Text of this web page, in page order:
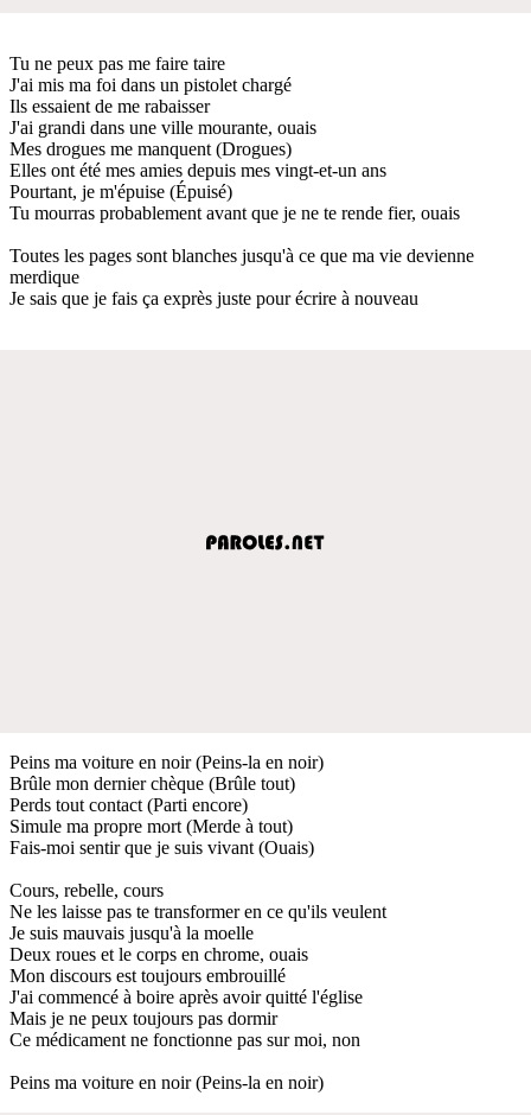
Tu ne peux pas me faire taire
J'ai mis ma foi dans un pistolet chargé
Ils essaient de me rabaisser
J'ai grandi dans une ville mourante, ouais
Mes drogues me manquent (Drogues)
Elles ont été mes amies depuis mes vingt-et-un ans
Pourtant, je m'épuise (Épuisé)
Tu mourras probablement avant que je ne te rende fier, ouais
Toutes les pages sont blanches jusqu'à ce que ma vie devienne
merdique
Je sais que je fais ça exprès juste pour écrire à nouveau
Peins ma voiture en noir (Peins-la en noir)
Brûle mon dernier chèque (Brûle tout)
Perds tout contact (Parti encore)
Simule ma propre mort (Merde à tout)
Fais-moi sentir que je suis vivant (Ouais)
Cours, rebelle, cours
Ne les laisse pas te transformer en ce qu'ils veulent
Je suis mauvais jusqu'à la moelle
Deux roues et le corps en chrome, ouais
Mon discours est toujours embrouillé
J'ai commencé à boire après avoir quitté l'église
Mais je ne peux toujours pas dormir
Ce médicament ne fonctionne pas sur moi, non
Peins ma voiture en noir (Peins-la en noir)